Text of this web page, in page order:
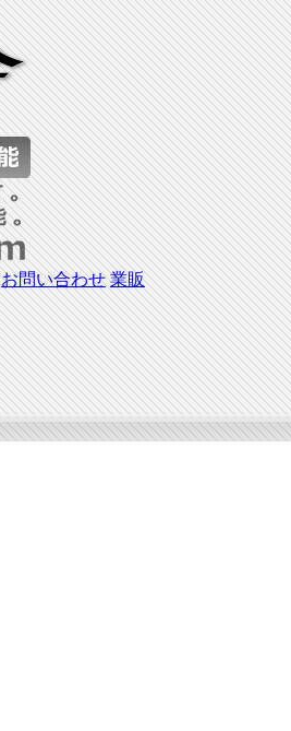
お問い合わせ 業販